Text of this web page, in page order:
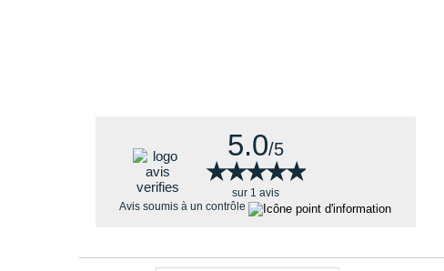
5.0/5
★★★★★
★★★★★
sur 1 avis
Avis soumis à un contrôle